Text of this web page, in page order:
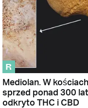
R
Mediolan. W kościach
sprzed ponad 300 lat
odkryto THC i CBD